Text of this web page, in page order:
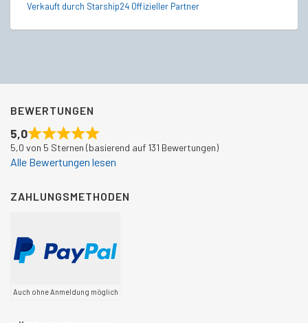
Verkauft durch Starship24 Offizieller Partner
BEWERTUNGEN
5,0
5,0 von 5 Sternen (basierend auf 131 Bewertungen)
Alle Bewertungen lesen
ZAHLUNGSMETHODEN
Auch ohne Anmeldung möglich